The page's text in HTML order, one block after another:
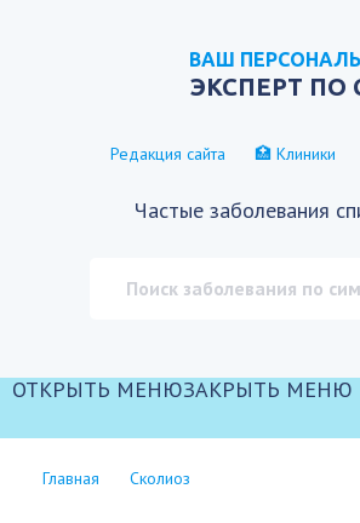
ВАШ
ЭКСПЕРТ ПО
Редакция сайта 🏥 Клиники
Частые заболевания
ОТКРЫТЬ МЕНЮЗАКРЫТЬ МЕНЮ
Главная Сколиоз